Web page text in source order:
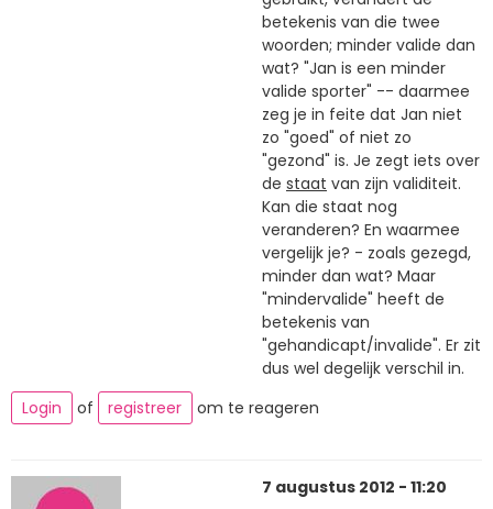
betekenis van die twee
woorden; minder valide dan
wat? "Jan is een minder
valide sporter" -- daarmee
zeg je in feite dat Jan niet
zo "goed" of niet zo
"gezond" is. Je zegt iets over
de staat van zijn validiteit.
Kan die staat nog
veranderen? En waarmee
vergelijk je? - zoals gezegd,
minder dan wat? Maar
"mindervalide" heeft de
betekenis van
"gehandicapt/invalide". Er zit
dus wel degelijk verschil in.
Login
of registreer om te reageren
7 augustus 2012 - 11:20